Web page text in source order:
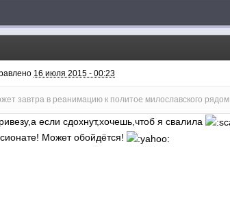
16 июля 2015 - 00:23
завтра в реанимацию к политое милославского рядом
если сдохнут,хочешь,чтоб я свалила
Может обойдётся!